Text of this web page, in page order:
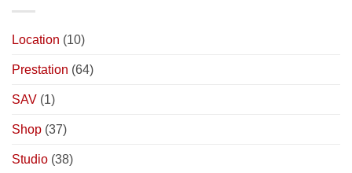
Location (10)
Prestation (64)
SAV (1)
Shop (37)
Studio (38)